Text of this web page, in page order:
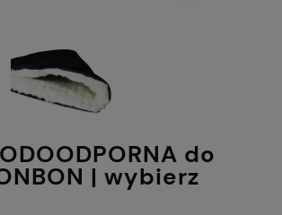
do
| wybierz